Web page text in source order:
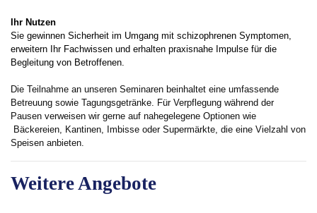
Ihr Nutzen
Sie gewinnen Sicherheit im Umgang mit schizophrenen Symptomen,
erweitern Ihr Fachwissen und erhalten praxisnahe Impulse für die
Begleitung von Betroffenen.
Die Teilnahme an unseren Seminaren beinhaltet eine umfassende
Betreuung sowie Tagungsgetränke. Für Verpflegung während der
Pausen verweisen wir gerne auf nahegelegene Optionen wie
Bäckereien, Kantinen, Imbisse oder Supermärkte, die eine Vielzahl von
Speisen anbieten.
Weitere Angebote